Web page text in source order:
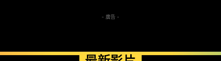
- 廣告 -